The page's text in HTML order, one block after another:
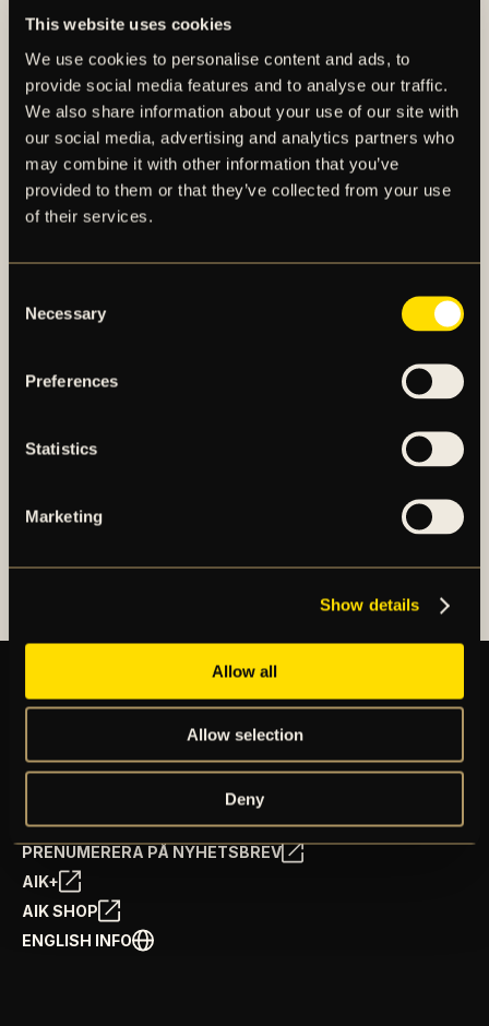
This website uses cookies
We use cookies to personalise content and ads, to
provide social media features and to analyse our traffic.
We also share information about your use of our site with
our social media, advertising and analytics partners who
may combine it with other information that you’ve
provided to them or that they’ve collected from your use
of their services.
Selection
Necessary
Preferences
Statistics
Marketing
Show details
Allow all
Allow selection
Deny
PRESSMEDDELANDE
elitfotbollsverksamhet genom ett herrlag och ett
damlag. Herrlaget spelar i Allsvenskan och damlaget
noterat på NGM Nordic Growth Market Stockholm.
OM AIK FOTBOLL AB
ÅRSKORT
GÅ PÅ MATCH
PRENUMERERA PÅ NYHETSBREV
AIK+
AIK SHOP
ENGLISH INFO